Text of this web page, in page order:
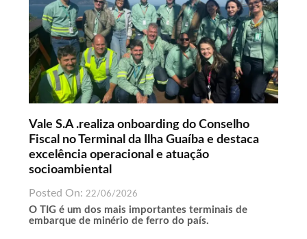
Vale S.A .realiza onboarding do Conselho
Fiscal no Terminal da Ilha Guaíba e destaca
excelência operacional e atuação
socioambiental
Posted On: 22/06/2026
O TIG é um dos mais importantes terminais de
embarque de minério de ferro do país.